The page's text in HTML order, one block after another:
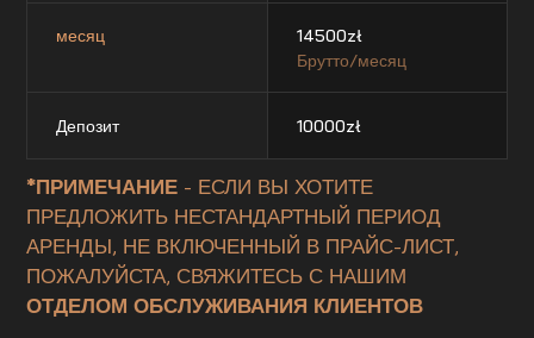
месяц 14500zł
Брутто/месяц
Депозит 10000zł
*ПРИМЕЧАНИЕ - ЕСЛИ ВЫ ХОТИТЕ
ПРЕДЛОЖИТЬ НЕСТАНДАРТНЫЙ ПЕРИОД
АРЕНДЫ, НЕ ВКЛЮЧЕННЫЙ В ПРАЙС-ЛИСТ,
ПОЖАЛУЙСТА, СВЯЖИТЕСЬ С НАШИМ
ОТДЕЛОМ ОБСЛУЖИВАНИЯ КЛИЕНТОВ